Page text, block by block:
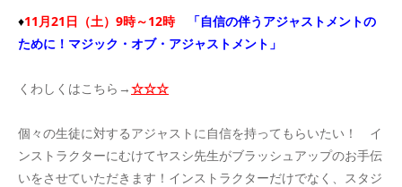
♦11月21日（土）9時～12時
「自信の伴うアジャストメントの
ために！マジック・オブ・アジャストメント」
くわしくはこちら→☆☆☆
個々の生徒に対するアジャストに自信を持ってもらいたい！ イ
ンストラクターにむけてヤスシ先生がブラッシュアップのお手伝
いをさせていただきます！インストラクターだけでなく、スタジ